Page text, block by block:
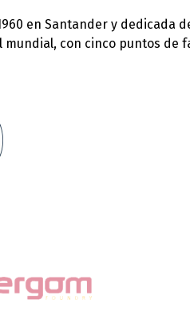
en Santander y dedicada
mundial, con cinco puntos de